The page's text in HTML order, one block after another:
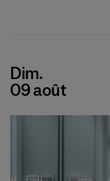
Dim.
09 août